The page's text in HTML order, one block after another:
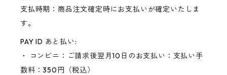
支払時期：商品注文確定時にお支払いが確定いたしま
す。
PAY ID あと払い:
・ コンビニ：ご請求後翌月10日のお支払い：支払い手
数料：350円（税込）